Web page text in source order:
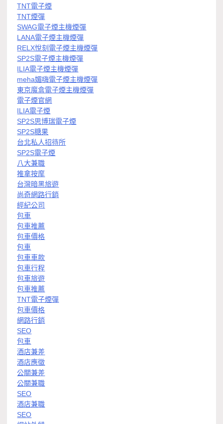
TNT電子煙
TNT煙彈
SWAG電子煙主機煙彈
LANA電子煙主機煙彈
RELX悅刻電子煙主機煙彈
SP2S電子煙主機煙彈
ILIA電子煙主機煙彈
meha媚嗨電子煙主機煙彈
東京魔盒電子煙主機煙彈
電子煙官網
ILIA電子煙
SP2S思博瑞電子煙
SP2S糖果
台北私人招待所
SP2S電子煙
八大兼職
推拿按摩
台灣暗黑旅遊
尚奇網路行銷
經紀公司
包車
包車推薦
包車價格
包車
包車車款
包車行程
包車旅遊
包車推薦
TNT電子煙彈
包車價格
網路行銷
SEO
包車
酒店兼差
酒店應徵
公關兼差
公關兼職
SEO
酒店兼職
SEO